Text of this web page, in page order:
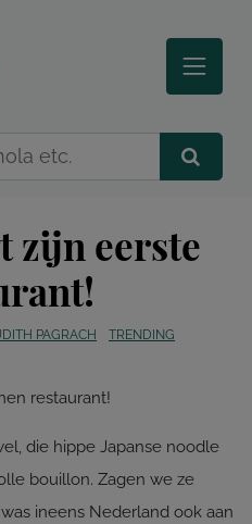
zijn eerste
PAGRACH TRENDING
die hippe Japanse noodle
bouillon. Zagen we ze
ineens Nederland ook aan